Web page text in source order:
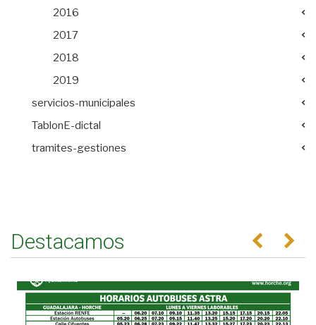
2016
2017
2018
2019
servicios-municipales
TablonE-dictal
tramites-gestiones
Destacamos Anterior